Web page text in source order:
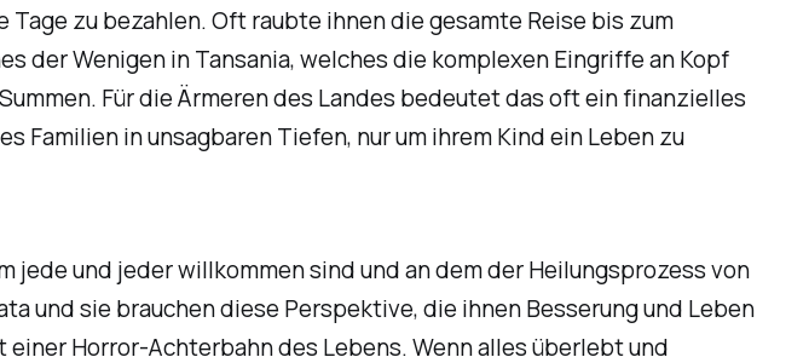
zu bezahlen. Oft raubte ihnen die gesamte Reise bis zum
der Wenigen in Tansania, welches die komplexen Eingriffe an Kopf
Für die Ärmeren des Landes bedeutet das oft ein finanzielles
Familien in unsagbaren Tiefen, nur um ihrem Kind ein Leben zu
jede und jeder willkommen sind und an dem der Heilungsprozess von
und sie brauchen diese Perspektive, die ihnen Besserung und Leben
Horror-Achterbahn des Lebens. Wenn alles überlebt und